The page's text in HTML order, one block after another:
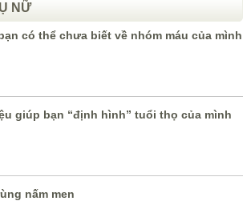
NỮ
có thể chưa biết về nhóm máu của mình
giúp bạn “định hình” tuổi thọ của mình
nấm men